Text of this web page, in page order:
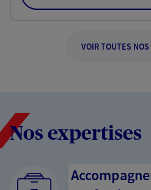
VOIR TOUTES NOS
Nos expertises